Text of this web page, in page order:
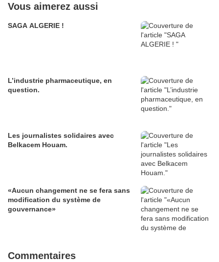
Vous aimerez aussi
SAGA ALGERIE !
L’industrie pharmaceutique, en
question.
Les journalistes solidaires avec
Belkacem Houam.
«Aucun changement ne se fera sans
modification du système de
gouvernance»
Commentaires